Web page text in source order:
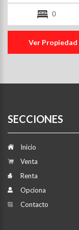
0
Ver Propiedad
SECCIONES
Inicio
Venta
Renta
Opciona
Contacto